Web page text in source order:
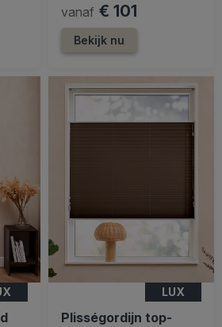
vanaf € 101
Bekijk nu
LUX
Plisségordijn top-